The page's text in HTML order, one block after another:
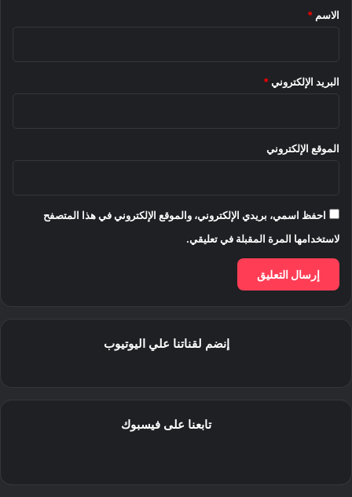
*
الاسم *
البريد الإلكتروني *
الموقع الإلكتروني
احفظ اسمي، بريدي الإلكتروني، والموقع الإلكتروني في هذا المتصفح
لاستخدامها المرة المقبلة في تعليقي.
إنضم لقناتنا علي اليوتيوب
تابعنا على فيسبوك